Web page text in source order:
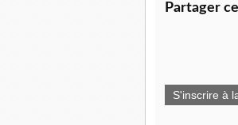
Partager
S'inscrire à